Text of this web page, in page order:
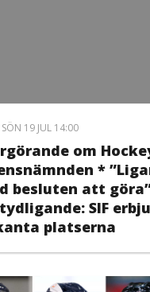
SÖN 19 JUL 14:00
om
*
besluten att
SIF
platserna